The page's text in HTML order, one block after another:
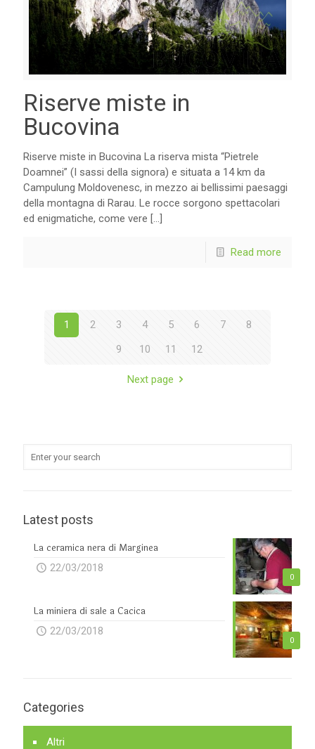
Riserve miste in
Bucovina
Riserve miste in Bucovina La riserva mista “Pietrele
Doamnei” (I sassi della signora) e situata a 14 km da
Campulung Moldovenesc, in mezzo ai bellissimi paesaggi
della montagna di Rarau. Le rocce sorgono spettacolari
ed enigmatiche, come vere […]
Read more
1 2 3 4 5 6 7
8
9
10 11 12
Next page
Latest posts
0
La ceramica nera di Marginea
22/03/2018
0
La miniera di sale a Cacica
22/03/2018
Categories
Altri